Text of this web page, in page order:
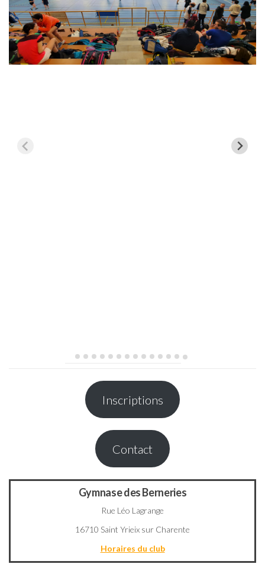
Inscriptions
Contact
Gymnase des Berneries
Rue Léo Lagrange
16710 Saint Yrieix sur Charente
Horaires du club